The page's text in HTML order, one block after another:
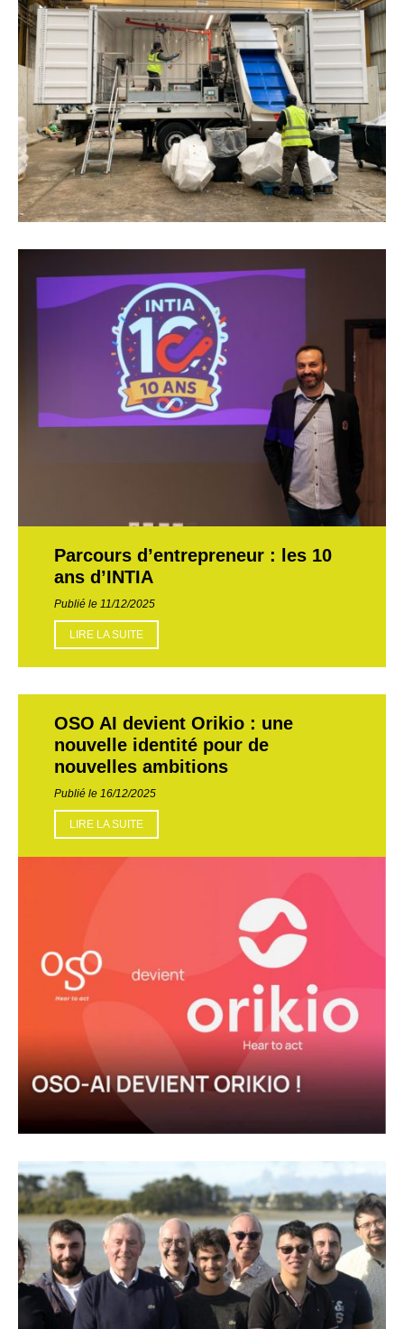
Parcours d’entrepreneur : les 10
ans d’INTIA
Publié le 11/12/2025
LIRE LA SUITE
OSO AI devient Orikio : une
nouvelle identité pour de
nouvelles ambitions
Publié le 16/12/2025
LIRE LA SUITE